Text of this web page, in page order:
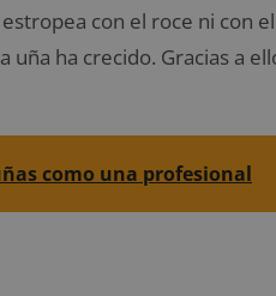
con el roce ni con
ha crecido. Gracias a
como una profesional